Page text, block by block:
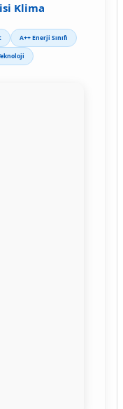
Klima
A++ Enerji Sınıfı